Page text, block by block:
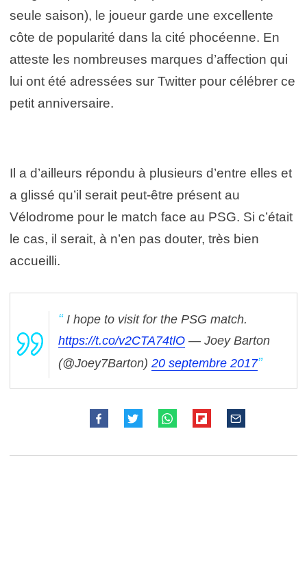
seule saison), le joueur garde une excellente
côte de popularité dans la cité phocéenne. En
atteste les nombreuses marques d’affection qui
lui ont été adressées sur Twitter pour célébrer ce
petit anniversaire.
Il a d’ailleurs répondu à plusieurs d’entre elles et
a glissé qu’il serait peut-être présent au
Vélodrome pour le match face au PSG. Si c’était
le cas, il serait, à n’en pas douter, très bien
accueilli.
I hope to visit for the PSG match.
https://t.co/v2CTA74tlO — Joey Barton
(@Joey7Barton) 20 septembre 2017